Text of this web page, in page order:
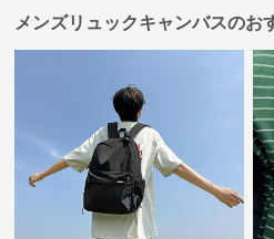
メンズリュックキャンバスのお